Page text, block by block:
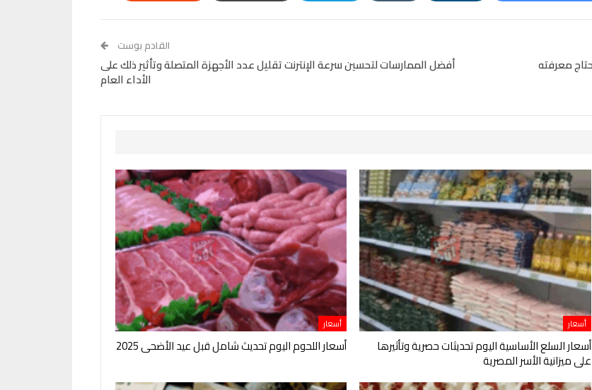
القادم بوست
أفضل الممارسات لتحسين سرعة الإنترنت تقليل عدد الأجهزة المتصلة وتأثير ذلك على
الأداء العام
أسعار
أسعار السلع الأساسية اليوم تحديثات حصرية وتأثيرها
على ميزانية الأسر المصرية
أسعار
أسعار اللحوم اليوم تحديث شامل قبل عيد الأضحى 2025